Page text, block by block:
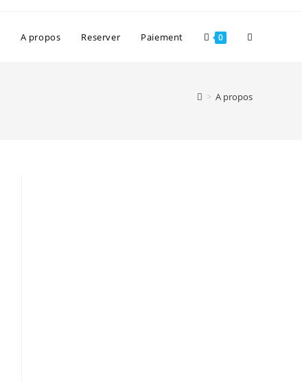
A propos Reserver Paiement 0
> A propos